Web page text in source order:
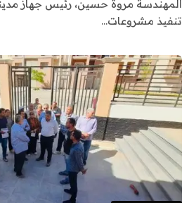
المهندسة مروة حسين، رئيس جهاز
تنفيذ مشروعات…